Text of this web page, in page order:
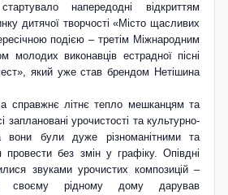
напередодні відкриттям
дитячої творчості «Місто щасливих
подією – третім Міжнародним
молодих виконавців естрадної пісні
який уже став брендом Нетішина
справжнє літнє тепло мешканцям та
заплановані урочистості та культурно-
вони були дуже різноманітними та
без змін у графіку. Опівдні
звуками урочистих композицій –
своєму рідному дому дарував